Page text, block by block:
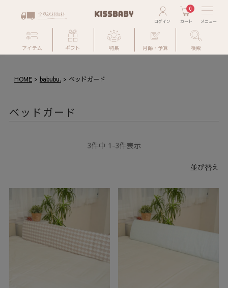
0
アイテム ギフト 特集 月齢・予算 検索
HOME babubu. ベッドガード
ベッドガード
並び替え
3件中 1 -3件表示